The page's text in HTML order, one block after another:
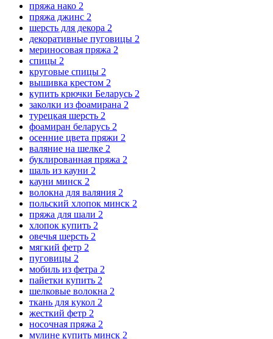
пряжа нако 2
пряжа джинс 2
шерсть для декора 2
декоративные пуговицы 2
мериносовая пряжа 2
спицы 2
круговые спицы 2
вышивка крестом 2
купить крючки Беларусь 2
заколки из фоамирана 2
турецкая шерсть 2
фоамиран беларусь 2
осенние цвета пряжи 2
валяние на шелке 2
буклированная пряжа 2
шаль из кауни 2
кауни минск 2
волокна для валяния 2
польский хлопок минск 2
пряжа для шали 2
хлопок купить 2
овечья шерсть 2
мягкий фетр 2
пуговицы 2
мобиль из фетра 2
пайетки купить 2
шелковые волокна 2
ткань для кукол 2
жесткий фетр 2
носочная пряжа 2
мулине купить минск 2